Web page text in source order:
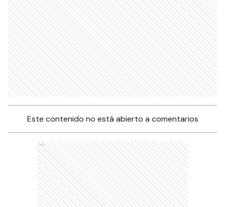
Este contenido no está abierto a comentarios
Ads